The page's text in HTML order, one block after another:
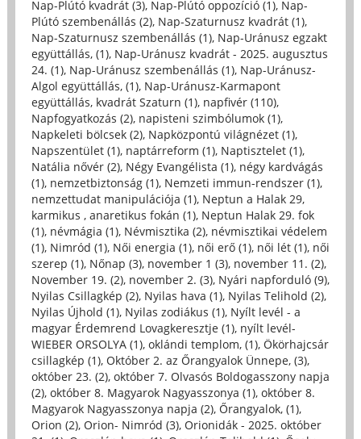
Nap-Plútó kvadrát (3), Nap-Plútó oppozíció (1), Nap-
Plútó szembenállás (2), Nap-Szaturnusz kvadrát (1),
Nap-Szaturnusz szembenállás (1), Nap-Uránusz egzakt
együttállás, (1), Nap-Uránusz kvadrát - 2025. augusztus
24. (1), Nap-Uránusz szembenállás (1), Nap-Uránusz-
Algol együttállás, (1), Nap-Uránusz-Karmapont
együttállás, kvadrát Szaturn (1), napfivér (110),
Napfogyatkozás (2), napisteni szimbólumok (1),
Napkeleti bölcsek (2), Napközpontú világnézet (1),
Napszentület (1), naptárreform (1), Naptisztelet (1),
Natália nővér (2), Négy Evangélista (1), négy kardvágás
(1), nemzetbiztonság (1), Nemzeti immun-rendszer (1),
nemzettudat manipulációja (1), Neptun a Halak 29,
karmikus , anaretikus fokán (1), Neptun Halak 29. fok
(1), névmágia (1), Névmisztika (2), névmisztikai védelem
(1), Nimród (1), Női energia (1), női erő (1), női lét (1), női
szerep (1), Nőnap (3), november 1 (3), november 11. (2),
November 19. (2), november 2. (3), Nyári napforduló (9),
Nyilas Csillagkép (2), Nyilas hava (1), Nyilas Telihold (2),
Nyilas Újhold (1), Nyilas zodiákus (1), Nyílt levél - a
magyar Érdemrend Lovagkeresztje (1), nyílt levél-
WIEBER ORSOLYA (1), oklándi templom, (1), Ökörhajcsár
csillagkép (1), Október 2. az Őrangyalok Ünnepe, (3),
október 23. (2), október 7. Olvasós Boldogasszony napja
(2), október 8. Magyarok Nagyasszonya (1), október 8.
Magyarok Nagyasszonya napja (2), Őrangyalok, (1),
Orion (2), Orion- Nimród (3), Orionidák - 2025. október